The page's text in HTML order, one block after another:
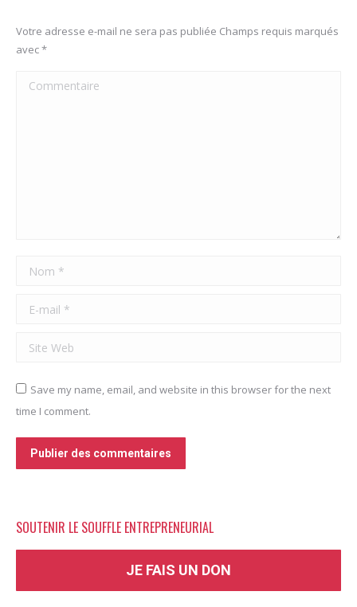
Votre adresse e-mail ne sera pas publiée Champs requis marqués
avec*
Commentaire
Nom *
E-mail *
Site Web
Save my name, email, and website in this browser for the next
time I comment.
Publier des commentaires
SOUTENIR LE SOUFFLE ENTREPRENEURIAL
JE FAIS UN DON